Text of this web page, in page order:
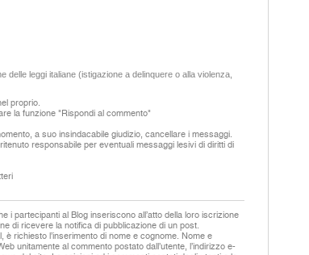
leggi italiane (istigazione a delinquere o alla violenza,
proprio.
la funzione "Rispondi al commento"
a suo insindacabile giudizio, cancellare i messaggi.
responsabile per eventuali messaggi lesivi di diritti di
i partecipanti al Blog inseriscono all’atto della loro iscrizione
di ricevere la notifica di pubblicazione di un post.
è richiesto l’inserimento di nome e cognome. Nome e
unitamente al commento postato dall’utente, l’indirizzo e-